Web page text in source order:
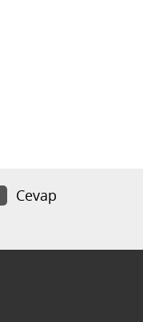
Cevap